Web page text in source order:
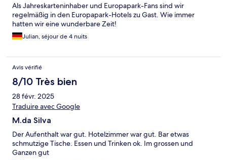
Als Jahreskarteninhaber und Europapark-Fans sind wir
regelmäßig in den Europapark-Hotels zu Gast. Wie immer
hatten wir eine wunderbare Zeit!
Julian, séjour de 4 nuits
Avis vérifié
8/10 Très bien
28 févr. 2025
Traduire avec Google
M.da Silva
Der Aufenthalt war gut. Hotelzimmer war gut. Bar etwas
schmutzige Tische. Essen und Trinken ok. Im grossen und
Ganzen gut